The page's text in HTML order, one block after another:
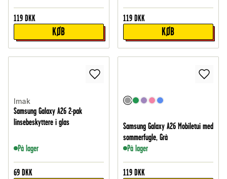
119 DKK
KØB
119 DKK
KØB
Imak
Samsung Galaxy A26 2-pak
linsebeskyttere i glas
På lager
69 DKK
Samsung Galaxy A26 Mobiletui med
sommerfugle, Grå
På lager
119 DKK